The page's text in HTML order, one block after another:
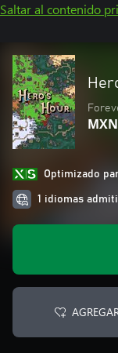
Saltar al contenido
Optimizado
1 idiomas